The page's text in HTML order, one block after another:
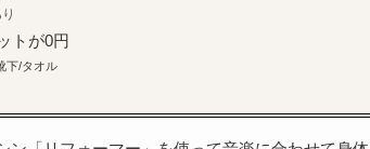
トが0円
下/タオル